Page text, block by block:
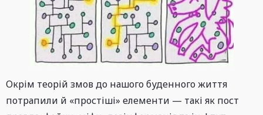
Окрім теорій змов до нашого буденного життя
потрапили й «простіші» елементи — такі як пост